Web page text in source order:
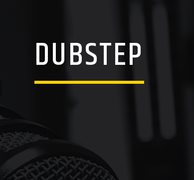
DUBSTEP